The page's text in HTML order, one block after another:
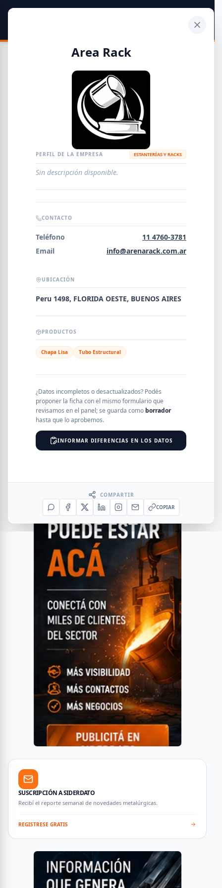
Guía de Empresas Metalúrgicas y Siderúrgicas
METALÚRGICAS
EMPRESAS AGREGAR EMPRESA
Error al cargar empresas.
NOMBRE
SEGMENTO
PROVINCIA
SUSCRIPCIÓN A SIDERDATO
Recibí el reporte semanal de novedades metalúrgicas.
REGISTRESE GRATIS
Area Rack
PERFIL DE LA EMPRESA ESTANTERÍAS Y RACKS
Sin descripción disponible.
CONTACTO
Teléfono
11 4760-3781
Email
info@arenarack.com.ar
UBICACIÓN
Peru 1498, FLORIDA OESTE, BUENOS AIRES
PRODUCTOS
Chapa Lisa Tubo Estructural
¿Datos incompletos o desactualizados? Podés
proponer la ficha con el mismo formulario que
revisamos en el panel; se guarda como borrador
hasta que lo aprobemos.
INFORMAR DIFERENCIAS EN LOS DATOS
COMPARTIR
COPIAR